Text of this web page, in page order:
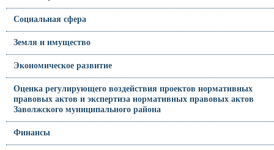
Социальная сфера
Земля и имущество
Экономическое развитие
Оценка регулирующего воздействия проектов нормативных
правовых актов и экспертиза нормативных правовых актов
Заволжского муниципального района
Финансы